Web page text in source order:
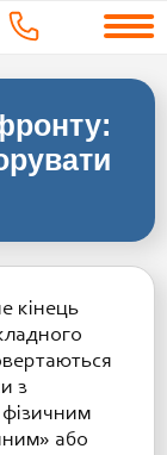
кінець
з
або